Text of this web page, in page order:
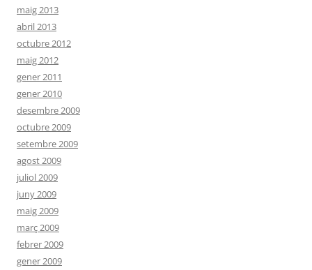
maig 2013
abril 2013
octubre 2012
maig 2012
gener 2011
gener 2010
desembre 2009
octubre 2009
setembre 2009
agost 2009
juliol 2009
juny 2009
maig 2009
març 2009
febrer 2009
gener 2009